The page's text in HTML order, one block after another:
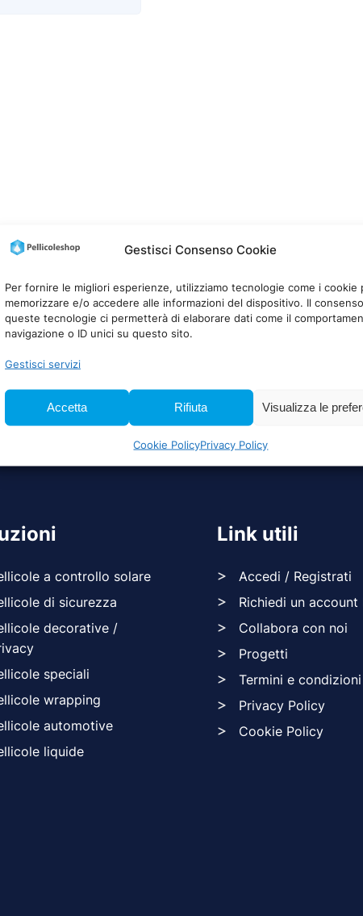
Gestisci Consenso Cookie
Per fornire le migliori esperienze, utilizziamo tecnologie come i cookie
memorizzare e/o accedere alle informazioni del dispositivo. Il
queste tecnologie ci permetterà di elaborare dati come il
navigazione o ID unici su questo sito.
Gestisci servizi
Accetta Rifiuta Visualizza le
Cookie PolicyPrivacy Policy
a controllo solare
di sicurezza
decorative /
speciali
wrapping
automotive
liquide
Link utili
Accedi / Registrati
Richiedi un account
Collabora con noi
Progetti
Termini e condizioni
Privacy Policy
Cookie Policy